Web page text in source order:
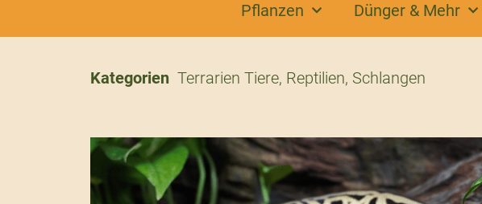
Pflanzen
Dünger & Mehr
Kategorien Terrarien Tiere, Reptilien, Schlangen